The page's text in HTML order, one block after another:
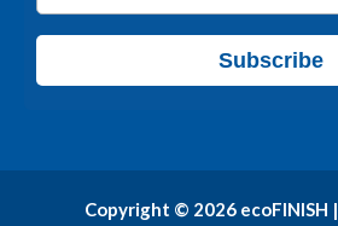
Subscribe
Copyright © 2026 ecoFINISH |